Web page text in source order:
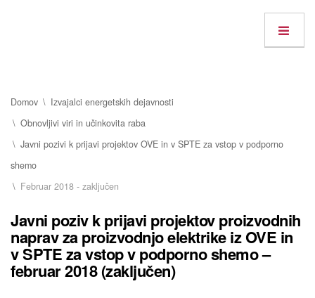
Domov
Izvajalci energetskih dejavnosti
Obnovljivi viri in učinkovita raba
Javni pozivi k prijavi projektov OVE in v SPTE za vstop v podporno
shemo
Februar 2018 - zaključen
Javni poziv k prijavi projektov proizvodnih
naprav za proizvodnjo elektrike iz OVE in
v SPTE za vstop v podporno shemo –
februar 2018 (zaključen)